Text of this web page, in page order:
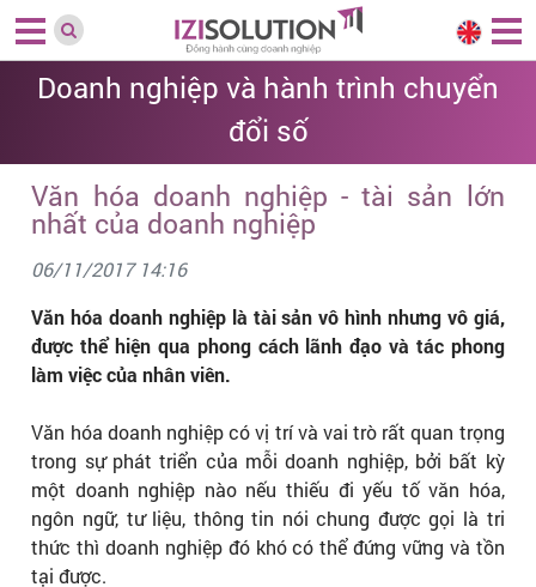
Doanh nghiệp và hành trình chuyển
đổi số
Văn hóa doanh nghiệp - tài sản lớn
nhất của doanh nghiệp
06/11/2017 14:16
Văn hóa doanh nghiệp là tài sản vô hình nhưng vô giá,
được thể hiện qua phong cách lãnh đạo và tác phong
làm việc của nhân viên.
Văn hóa doanh nghiệp có vị trí và vai trò rất quan trọng
trong sự phát triển của mỗi doanh nghiệp, bởi bất kỳ
một doanh nghiệp nào nếu thiếu đi yếu tố văn hóa,
ngôn ngữ, tư liệu, thông tin nói chung được gọi là tri
thức thì doanh nghiệp đó khó có thể đứng vững và tồn
tại được.